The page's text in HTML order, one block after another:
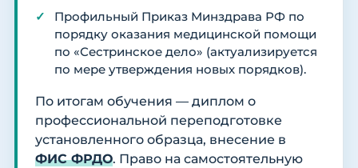
Профильный Приказ Минздрава РФ по
порядку оказания медицинской помощи
по «Сестринское дело» (актуализируется
по мере утверждения новых порядков).
По итогам обучения — диплом о
профессиональной переподготовке
установленного образца, внесение в
ФИС ФРДО. Право на самостоятельную